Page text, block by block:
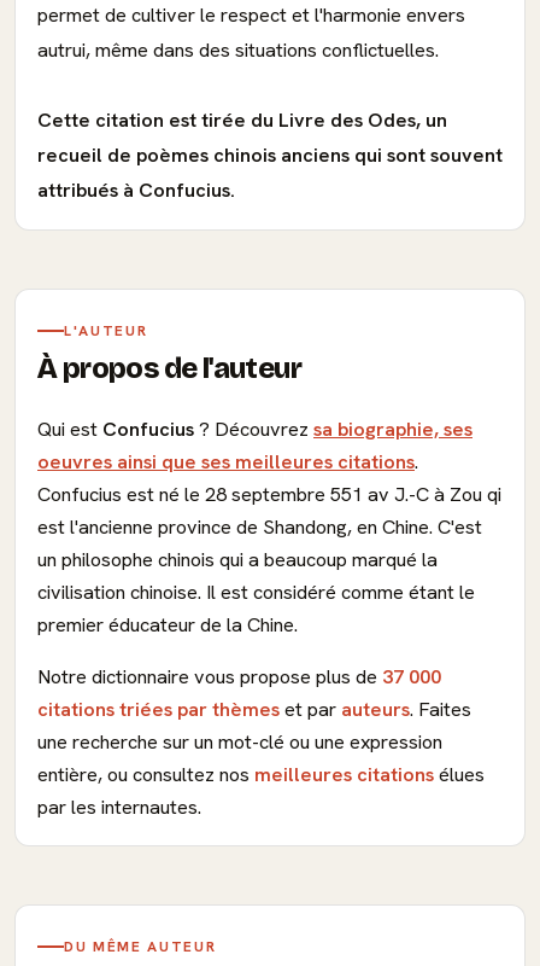
permet de cultiver le respect et l'harmonie envers
autrui, même dans des situations conflictuelles.
Cette citation est tirée du Livre des Odes, un
recueil de poèmes chinois anciens qui sont souvent
attribués à Confucius.
L'AUTEUR
À propos de l'auteur
Qui est Confucius? Découvrez sa biographie, ses
oeuvres ainsi que ses meilleures citations.
Confucius est né le 28 septembre 551 av J.-C à Zou qi
est l'ancienne province de Shandong, en Chine. C'est
un philosophe chinois qui a beaucoup marqué la
civilisation chinoise. Il est considéré comme étant le
premier éducateur de la Chine.
Notre dictionnaire vous propose plus de 37 000
citations triées par thèmeset par auteurs. Faites
une recherche sur un mot-clé ou une expression
entière, ou consultez nos meilleures citationsélues
par les internautes.
DU MÊME AUTEUR